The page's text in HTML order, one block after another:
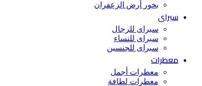
بخور أرض الزعفران
سبراى
سبراى للرجال
سبراى للنساء
سبراى للجنسين
معطرات
معطرات أجمل
معطرات لطافة